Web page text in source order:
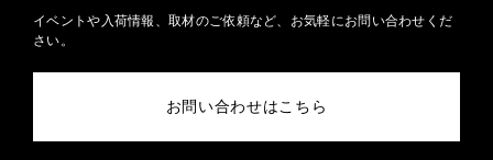
イベントや入荷情報、取材のご依頼など、お気軽にお問い合わせくだ
さい。
お問い合わせはこちら